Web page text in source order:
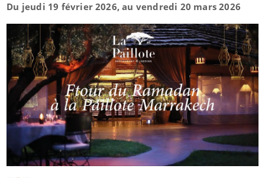
Du jeudi 19 février 2026, au vendredi 20 mars 2026